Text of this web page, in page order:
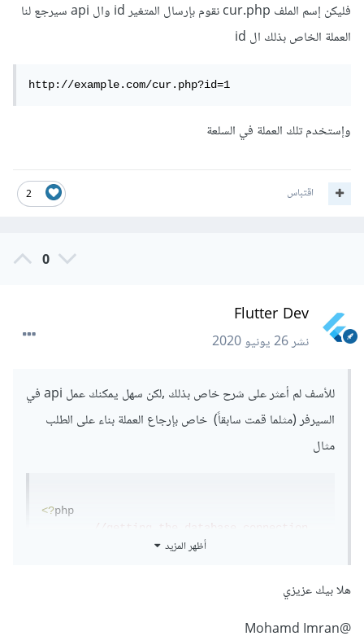
فليكن إسم الملف cur.php نقوم بإرسال المتغير id وال api سيرجع لنا
العملة الخاص بذلك ال id
http://example.com/cur.php?id=1
وإستخدم تلك العملة في السلعة
2 اقتباس
0
Flutter Dev
نشر26 يونيو 2020
للأسف لم أعثر على شرح خاص بذلك ,لكن سهل يمكنك عمل api في
السيرفر (مثلما قمت سابقاً) خاص بإرجاع العملة بناء على الطلب
مثال
<?php
//getting the database connection
	require_once
'DbConnect.php'
أظهر المزيد
هلا بيك عزيزي
@Mohamd Imran